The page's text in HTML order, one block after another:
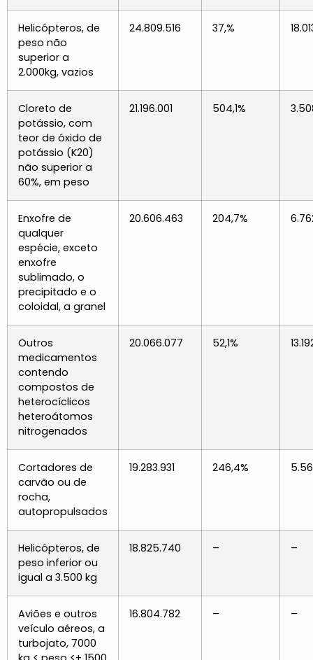
Helicópteros, de
peso não
superior a
2.000kg, vazios
24.809.516 37,%
Cloreto de
potássio, com
teor de óxido de
potássio (K20)
não superior a
60%, em peso
21.196.001 504,1%
Enxofre de
qualquer
espécie, exceto
enxofre
sublimado, o
precipitado e o
coloidal, a granel
20.606.463 204,7%
Outros
medicamentos
contendo
compostos de
heterocíclicos
heteroátomos
nitrogenados
20.066.077 52,1%
Cortadores de
carvão ou de
rocha,
autopropulsados
19.283.931 246,4%
Helicópteros, de
peso inferior ou
igual a 3.500 kg
18.825.740 – –
Aviões e outros
veículo aéreos, a
turbojato, 7000
16.804.782 – –